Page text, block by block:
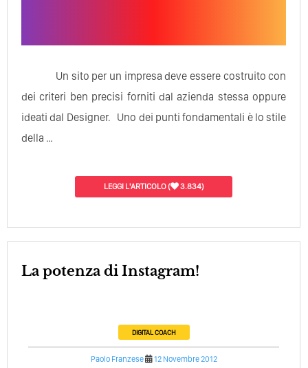
Un sito per un impresa deve essere costruito con
dei criteri ben precisi forniti dal azienda stessa oppure
ideati dal Designer. Uno dei punti fondamentali è lo stile
della …
LEGGI L'ARTICOLO( 3.834)
La potenza di Instagram!
DIGITAL COACH
Paolo Franzese 12 Novembre 2012